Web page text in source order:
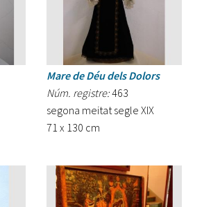
Mare de Déu dels Dolors
Núm. registre:463
segona meitat segle XIX
71 x 130 cm